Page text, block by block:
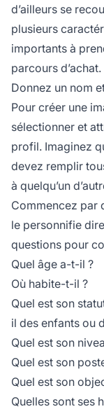
d’ailleurs se
plusieurs
importants à
parcours d’achat.
Donnez un nom
Pour créer une
sélectionner et
profil. Imaginez
devez remplir
à quelqu’un
Commencez par
le personnifie
questions pour
Quel âge a-t-il ?
Où habite-t-il ?
Quel est son
il des enfants ou
Quel est son
Quel est son
Quel est son
Quelles sont ses